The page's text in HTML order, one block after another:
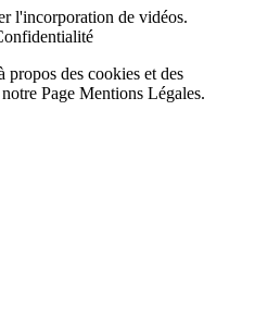
l'incorporation de vidéos.
propos des cookies et des
Page Mentions Légales.